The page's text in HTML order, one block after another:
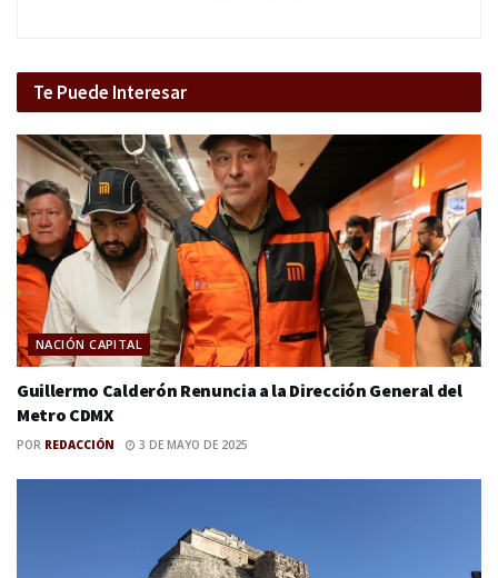
Te Puede Interesar
NACIÓN CAPITAL
Guillermo Calderón Renuncia a la Dirección General del
Metro CDMX
POR REDACCIÓN 3 DE MAYO DE 2025